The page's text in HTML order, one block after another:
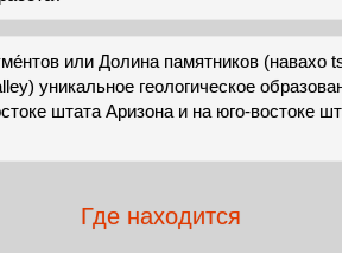
или Долина памятников (навахо
уникальное геологическое
штата Аризона и на юго-востоке
Где находится